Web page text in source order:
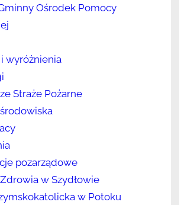
Ośrodek Pomocy
wyróżnienia
Straże Pożarne
pozarządowe
w Szydłowie
w Potoku